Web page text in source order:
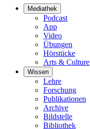
Mediathek
Podcast
App
Video
Übungen
Hörstücke
Arts & Culture
Wissen
Lehre
Forschung
Publikationen
Archive
Bildstelle
Bibliothek